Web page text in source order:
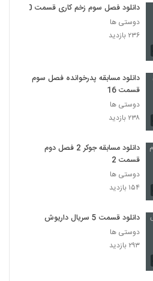
دانلود فصل سوم زخم کاری قسمت 10
دوستی ها
۲۳۶ بازدید
دانلود مسابقه پدرخوانده فصل سوم
قسمت 16
دوستی ها
۲۳۸ بازدید
دانلود مسابقه جوکر 2 فصل دوم
قسمت 2
دوستی ها
۱۵۴ بازدید
دانلود قسمت 5 سریال داریوش
دوستی ها
۲۹۳ بازدید